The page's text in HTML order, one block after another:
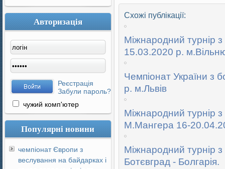
Авторизація
Реєстрація
Забули пароль?
чужий комп'ютер
Популярні новини
чемпіонат Європи з
веслування на байдарках і
Схожі публікації:
Міжнародний турнір
15.03.2020 р.
Чемпіонат України з
р. м.Львів
Міжнародний турнір з
М.Мангера 16-
Міжнародний турнір
Ботєвград - Болгарія.